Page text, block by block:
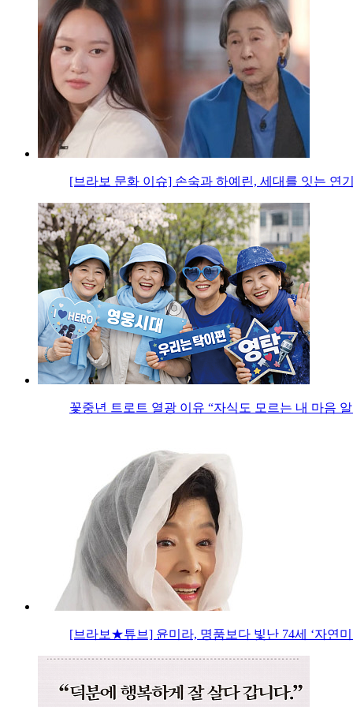
[브라보 문화 이슈] 손숙과 하예린, 세대를 잇는 연
꽃중년 트로트 열광 이유 “자식도 모르는 내 마음
[브라보★튜브] 윤미라, 명품보다 빛난 74세 ‘자연미